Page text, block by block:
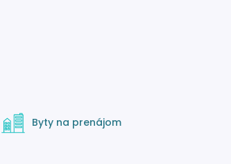
Byty na prenájom